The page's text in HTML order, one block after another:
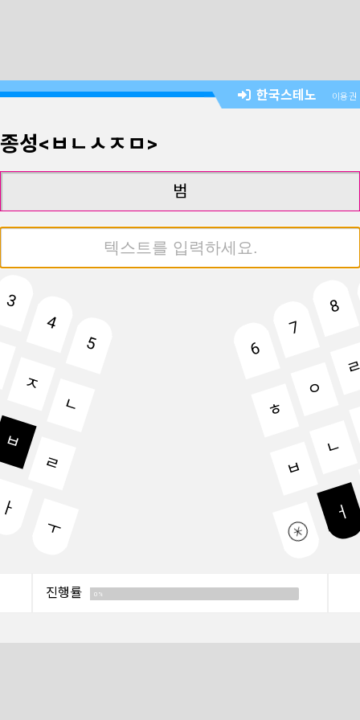
한국스테노 이용권
성<ㅂㄴㅅㅈㅁ>
범
3
4
5
ㅈ
ㄴ
ㅂ
ㄹ
ㅜ
6
7
8
ㅎ
ㅇ
ㅂ
ㄴ
ㅓ
진행률 0%